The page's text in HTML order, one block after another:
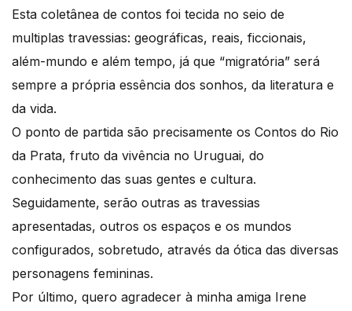
Esta coletânea de contos foi tecida no seio de
multiplas travessias: geográficas, reais, ficcionais,
além-mundo e além tempo, já que “migratória” será
sempre a própria essência dos sonhos, da literatura e
da vida.
O ponto de partida são precisamente os Contos do Rio
da Prata, fruto da vivência no Uruguai, do
conhecimento das suas gentes e cultura.
Seguidamente, serão outras as travessias
apresentadas, outros os espaços e os mundos
configurados, sobretudo, através da ótica das diversas
personagens femininas.
Por último, quero agradecer à minha amiga Irene